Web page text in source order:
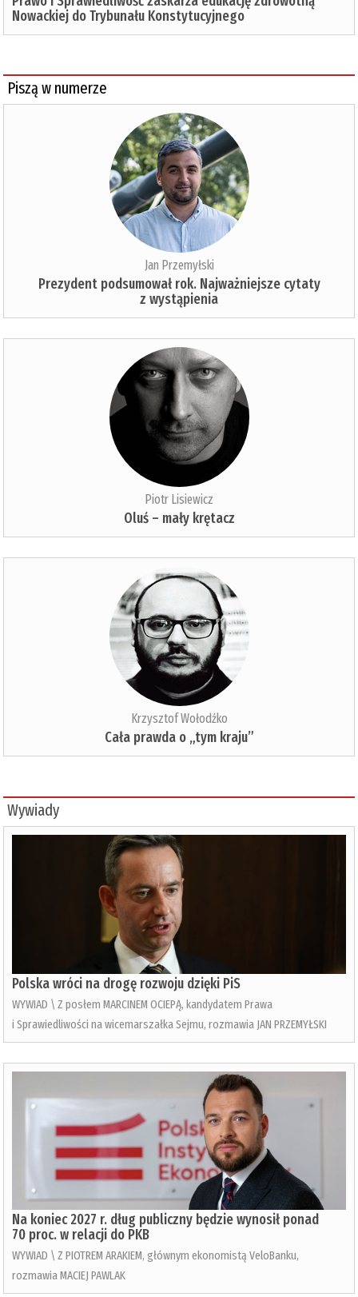
Nowackiej do Trybunału Konstytucyjnego
Piszą w numerze
Jan Przemyłski
Prezydent podsumował rok. Najważniejsze cytaty
z wystąpienia
Piotr Lisiewicz
Oluś – mały krętacz
Krzysztof Wołodźko
Cała prawda o „tym kraju”
Wywiady
Polska wróci na drogę rozwoju dzięki PiS
WYWIAD \ Z posłem MARCINEM OCIEPĄ, kandydatem Prawa
i Sprawiedliwości na wicemarszałka Sejmu, rozmawia JAN PRZEMYŁSKI
Na koniec 2027 r. dług publiczny będzie wynosił ponad
70 proc. w relacji do PKB
WYWIAD \ Z PIOTREM ARAKIEM, głównym ekonomistą VeloBanku,
rozmawia MACIEJ PAWLAK